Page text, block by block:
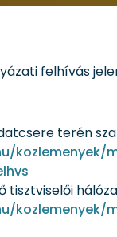
felhívás
terén
tisztviselői